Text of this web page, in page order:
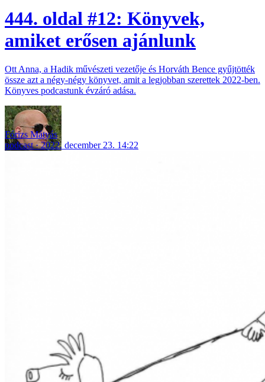
444. oldal #12: Könyvek,
amiket erősen ajánlunk
Ott Anna, a Hadik művészeti vezetője és Horváth Bence gyűjtötték
össze azt a négy-négy könyvet, amit a legjobban szerettek 2022-ben.
Könyves podcastunk évzáró adása.
Fórizs Mátyás
podcast
2022. december 23. 14:22